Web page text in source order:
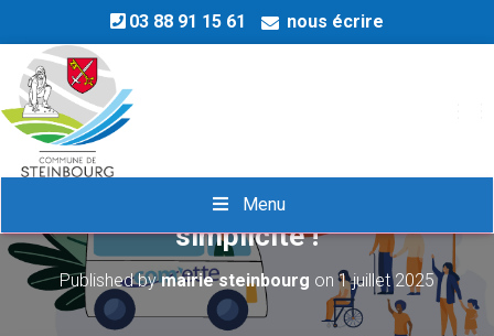
03 88 91 15 61 nous écrire
Menu
COM’ETTE… Se déplacer en toute
simplicité !
Published bymairie steinbourg on1 juillet 2025